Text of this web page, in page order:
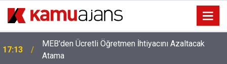
17:13
MEB'den Ücretli Öğretmen İhtiyacını Azaltacak
Atama